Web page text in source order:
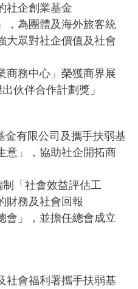
社企創業基金
，為團體及海外旅客統
大眾對社企價值及社會
商務中心」榮獲商界展
伙伴合作計劃獎」
金有限公司及攜手扶弱基
意」，協助社企開拓商
「社會效益評估工
財務及社會回報
會」，並擔任總會成立
社會福利署攜手扶弱基